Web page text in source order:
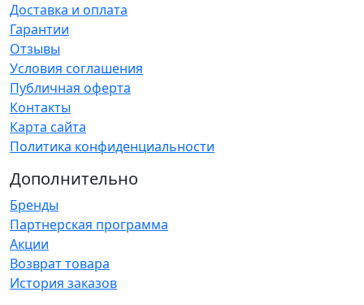
Доставка и оплата
Гарантии
Отзывы
Условия соглашения
Публичная оферта
Контакты
Карта сайта
Политика конфиденциальности
Дополнительно
Бренды
Партнерская программа
Акции
Возврат товара
История заказов